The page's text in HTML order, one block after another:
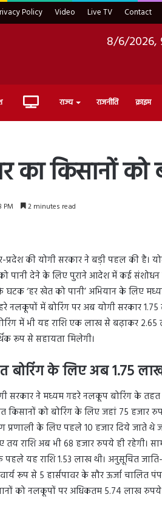
Policy Video Live TV Contact
8/6/2026,
Live राज्य राजनीति क्राइम
का किसानों
PM 2 minutes read
प्रदेश की योगी सरकार ने बड़ी पहल की है।
देने के लिए पुराने आदेश में कई संशोधन
घटक ‘हर खेत को पानी’ अभियान के लिए
नलकूपों में बोरिंग पर अब योगी सरकार
में भी यह राशि एक लाख से बढ़ाकर
रूप से सहायता मिलेगी।
के लिए अब 1.75
ने मध्यम गहरे नलकूप बोरिंग के तहत
को बोरिंग के लिए जहां 75 हजार
के लिए पहले 10 हजार दिये जाते थे
राशि अब भी 68 हजार रुपये ही रहेगी।
यह राशि 1.53 लाख थी। अनुसूचित जाति-
रूप से 5 हार्सपावर के सौर ऊर्जा चालित
को नलकूपों पर अधिकतम 5.74 लाख रुपये